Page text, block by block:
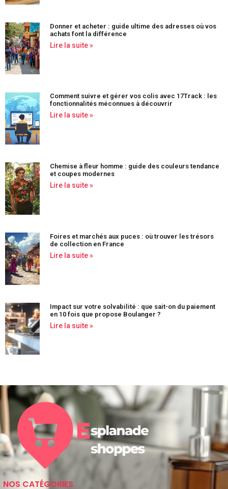
Donner et acheter : guide ultime des adresses où vos
achats font la différence
Lire la suite »
Comment suivre et gérer vos colis avec 17Track : les
fonctionnalités méconnues à découvrir
Lire la suite »
Chemise à fleur homme : guide des couleurs tendance
et coupes modernes
Lire la suite »
Foires et marchés aux puces : où trouver les trésors
de collection en France
Lire la suite »
Impact sur votre solvabilité : que sait-on du paiement
en 10 fois que propose Boulanger ?
Lire la suite »
NOS CATÉGORIES